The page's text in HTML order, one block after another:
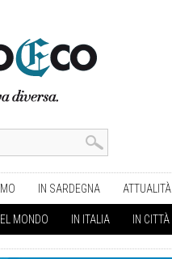
IN SARDEGNA ATTUALITÀ
MONDO IN ITALIA IN CITTÀ